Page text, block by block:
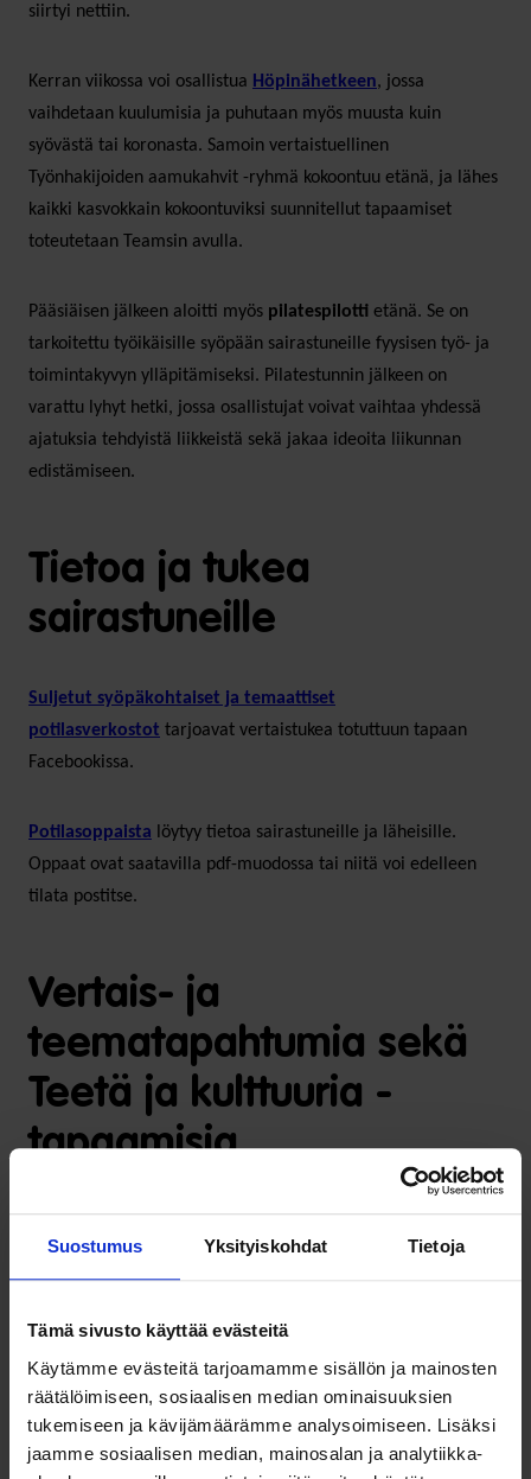
Suostumus Yksityiskohdat Tietoja
Tämä sivusto käyttää evästeitä
Käytämme evästeitä tarjoamamme sisällön ja mainosten
räätälöimiseen, sosiaalisen median ominaisuuksien
tukemiseen ja kävijämäärämme analysoimiseen. Lisäksi
jaamme sosiaalisen median, mainosalan ja analytiikka-
siirtyi nettiin.
Kerran viikossa voi osallistua Höpinähetkeen, jossa
vaihdetaan kuulumisia ja puhutaan myös muusta kuin
syövästä tai koronasta. Samoin vertaistuellinen
Työnhakijoiden aamukahvit -ryhmä kokoontuu etänä, ja lähes
kaikki kasvokkain kokoontuviksi suunnitellut tapaamiset
toteutetaan Teamsin avulla.
Pääsiäisen jälkeen aloitti myös pilatespilotti etänä. Se on
tarkoitettu työikäisille syöpään sairastuneille fyysisen työ- ja
toimintakyvyn ylläpitämiseksi. Pilatestunnin jälkeen on
varattu lyhyt hetki, jossa osallistujat voivat vaihtaa yhdessä
ajatuksia tehdyistä liikkeistä sekä jakaa ideoita liikunnan
edistämiseen.
Tietoa ja tukea
sairastuneille
Suljetut syöpäkohtaiset ja temaattiset
potilasverkostot tarjoavat vertaistukea totuttuun tapaan
Facebookissa.
Potilasoppaista löytyy tietoa sairastuneille ja läheisille.
Oppaat ovat saatavilla pdf-muodossa tai niitä voi edelleen
tilata postitse.
Vertais- ja
teematapahtumia sekä
Teetä ja kulttuuria -
tapaamisia
etänä työikäisille sairastuneille:
Vertais- ja teematapahtumia
Etätapahtumista saa vinkkejä esimerkiksi oman
osaamisen sanoittamiseen ja tavoitteiden
asettamiseen. Alustajina on sekä ammattilaisia ja